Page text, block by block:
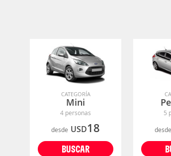
CATEGORÍA
Mini
4 personas
desde USD18
BUSCAR
5
desde